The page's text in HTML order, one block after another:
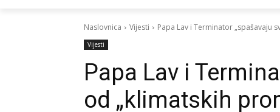
Naslovnica Vijesti Papa Lav i Terminator „spašavaju
Vijesti
Papa Lav i
od „klimatskih